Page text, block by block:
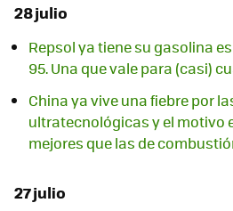
28 julio
Repsol ya tiene su gasolina
95. Una que vale para (casi)
China ya vive una fiebre por
ultratecnológicas y el motivo
mejores que las de
27 julio